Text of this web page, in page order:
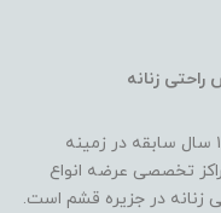
زنانه
فروشگاه اینترنتی اسکای قشم با بیش از ۱۰ سال سابقه در زمینه
تخصصی عرضه انواع
در جزیره قشم است.